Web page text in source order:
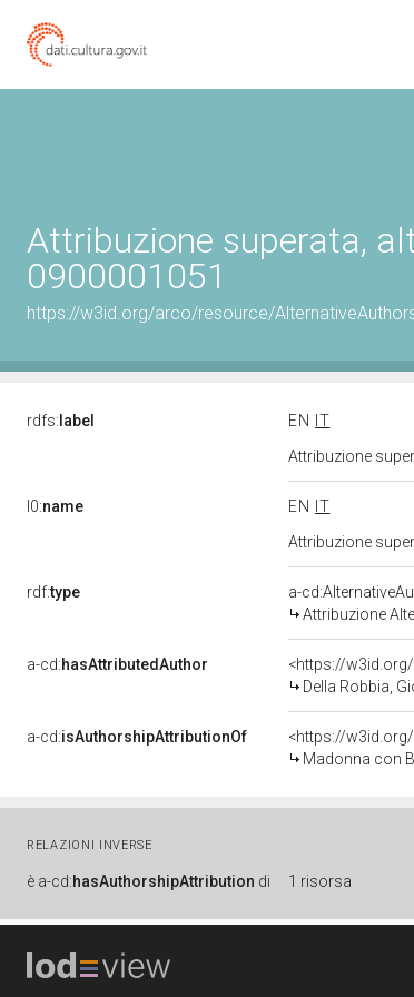
Attribuzione superata,
0900001051
https://w3id.org/arco/resource/
rdfs: label EN
IT
Attribuzione
l0:name EN
IT
Attribuzione
rdf:type
a-
Attribuzione
a-cd:hasAttributedAuthor
<https://
Della Robbia,
a-cd:isAuthorshipAttributionOf
<https://
Madonna con
RELAZIONI INVERSE
è a-cd:hasAuthorshipAttribution di 1 risorsa